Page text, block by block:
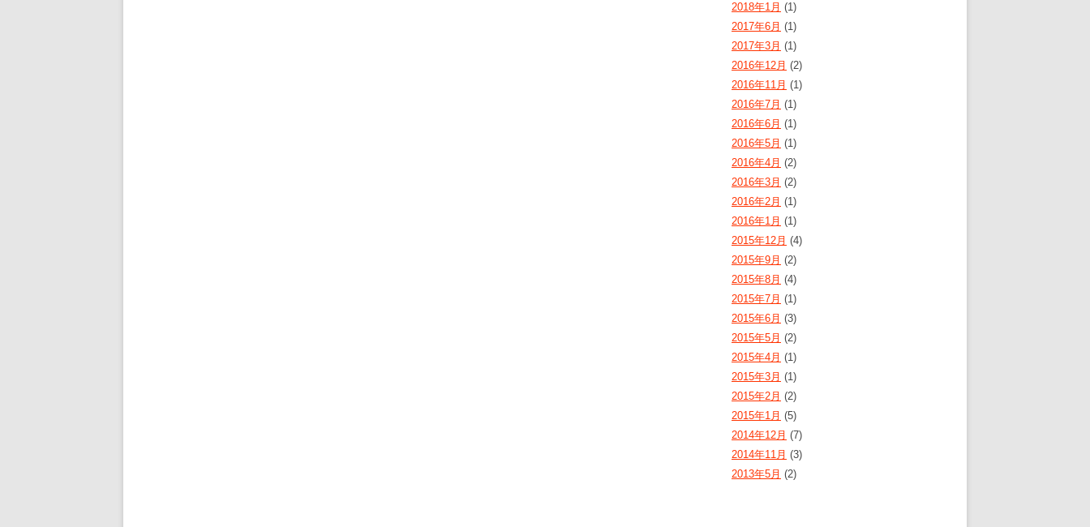
2018年1月 (1)
2017年6月 (1)
2017年3月 (1)
2016年12月 (2)
2016年11月 (1)
2016年7月 (1)
2016年6月 (1)
2016年5月 (1)
2016年4月 (2)
2016年3月 (2)
2016年2月 (1)
2016年1月 (1)
2015年12月 (4)
2015年9月 (2)
2015年8月 (4)
2015年7月 (1)
2015年6月 (3)
2015年5月 (2)
2015年4月 (1)
2015年3月 (1)
2015年2月 (2)
2015年1月 (5)
2014年12月 (7)
2014年11月 (3)
2013年5月 (2)